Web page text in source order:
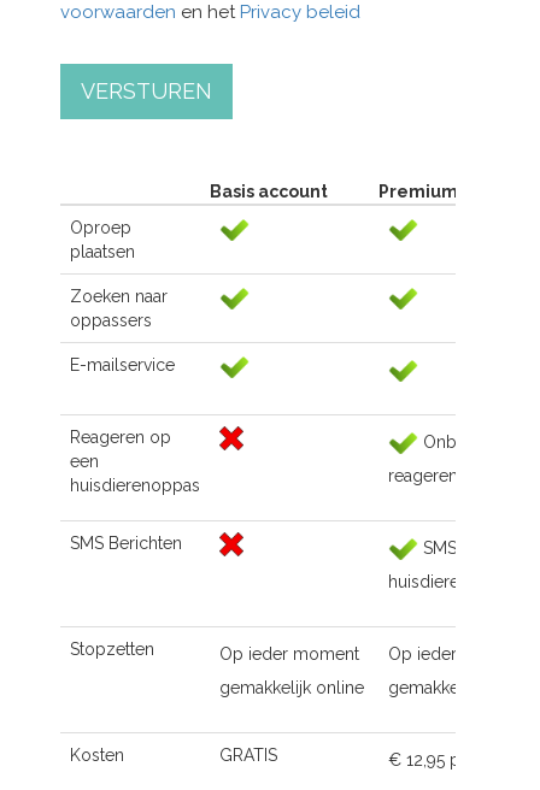
voorwaarden en het Privacy beleid
VERSTUREN
Basis account
Premium account
Oproep
plaatsen
Zoeken naar
oppassers
E-mailservice
Reageren op
een
huisdierenoppas
Onbeperkt
reageren
SMS Berichten
SMS naar de
huisdierenoppas
Stopzetten
Op ieder moment
gemakkelijk online
Op ieder moment
gemakkelijk online
Kosten GRATIS € 12,95 p.m.